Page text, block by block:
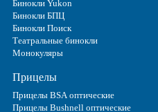
Бинокли Yukon
Бинокли БПЦ
Бинокли Поиск
Театральные бинокли
Монокуляры
Прицелы
Прицелы BSA оптические
Прицелы Bushnell оптические